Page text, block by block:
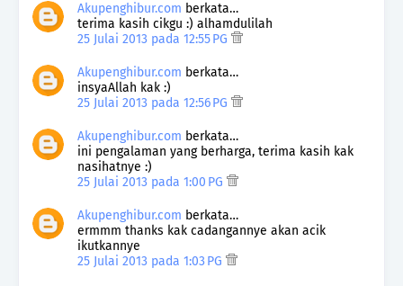
Akupenghibur.com berkata…
terima kasih cikgu :) alhamdulilah
25 Julai 2013 pada 12:55 PG
Akupenghibur.com berkata…
insyaAllah kak :)
25 Julai 2013 pada 12:56 PG
Akupenghibur.com berkata…
ini pengalaman yang berharga, terima kasih kak
nasihatnye :)
25 Julai 2013 pada 1:00 PG
Akupenghibur.com berkata…
ermmm thanks kak cadangannye akan acik
ikutkannye
25 Julai 2013 pada 1:03 PG